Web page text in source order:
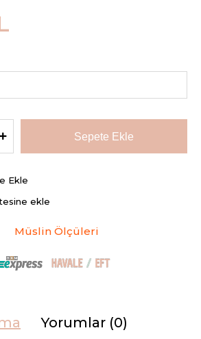
Ekle
ekle
Müslin Ölçüleri
Yorumlar (0)